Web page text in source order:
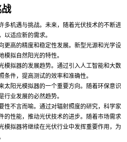
多机遇与挑战。未来，随着光伏技术的不断进
以适应新的需求。
更高的精度和稳定性发展。新型光源和光学设
模拟自然阳光的特性。
模拟器的发展趋势。通过引入人工智能和大数
件，提高测试的效率和准确性。
太阳光模拟器的一个重要方向。随着环保意识
行业发展的必然趋势。
性不言而喻。通过对辐射照度的研究，科学家
的性能，推动光伏技术的进步。随着市场需求
模拟器将继续在光伏行业中发挥重要作用，为